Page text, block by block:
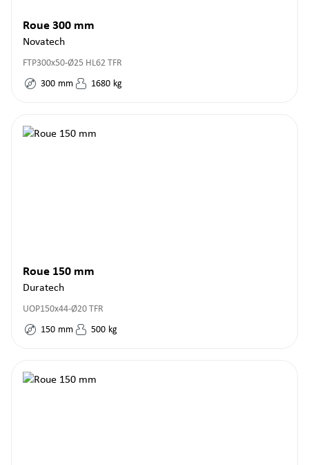
Roue 300 mm
Novatech
FTP300x50-Ø25 HL62 TFR
300 mm 1680 kg
Roue 150 mm
Duratech
UOP150x44-Ø20 TFR
150 mm 500 kg